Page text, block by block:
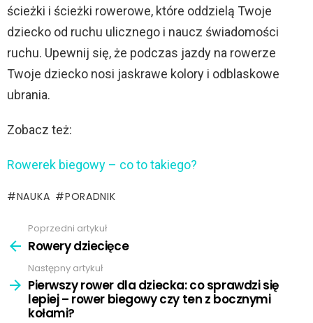
ścieżki i ścieżki rowerowe, które oddzielą Twoje
dziecko od ruchu ulicznego i naucz świadomości
ruchu. Upewnij się, że podczas jazdy na rowerze
Twoje dziecko nosi jaskrawe kolory i odblaskowe
ubrania.
Zobacz też:
Rowerek biegowy – co to takiego?
NAUKA PORADNIK
Zobacz
więcej
Poprzedni artykuł
Rowery dziecięce
Następny artykuł
Pierwszy rower dla dziecka: co sprawdzi się
lepiej – rower biegowy czy ten z bocznymi
kołami?